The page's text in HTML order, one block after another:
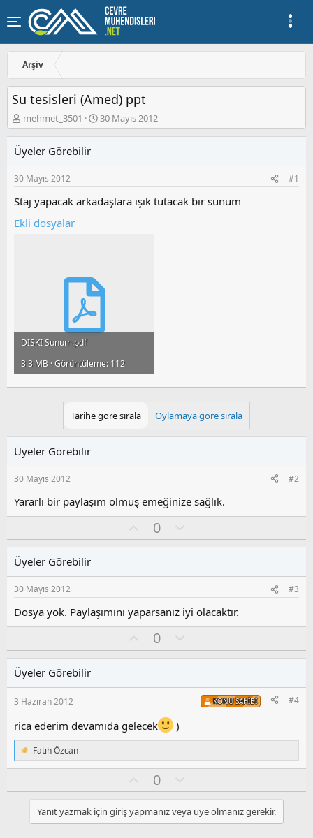
Arşiv
Su tesisleri (Amed) ppt
K
o
u
y
u
a
ş
l
mehmet_3501
B
a
a
ı
h
i
30 Mayıs 2012
Üyeler Görebilir
30 Mayıs 2012 #1
Staj yapacak arkadaşlara ışık tutacak bir sunum
Ekli dosyalar
DISKI Sunum.pdf
3.3 MB · Görüntüleme: 112
Tarihe göre sırala Oylamaya göre sırala
Üyeler Görebilir
30 Mayıs 2012 #2
Yararlı bir paylaşım olmuş emeğinize sağlık.
y
0
l
s
u
z
o
l
Üyeler Görebilir
30 Mayıs 2012 #3
Dosya yok. Paylaşımını yaparsanız iyi olacaktır.
y
0
l
s
u
l
Üyeler Görebilir
3 Haziran 2012 KONU SAHIBI #4
rica ederim devamıda gelecek )
T
e
Fatih Özcan
y
l
a
0
l
u
m
Yanıt yazmak için giriş yapmanız veya üye olmanız gerekir.